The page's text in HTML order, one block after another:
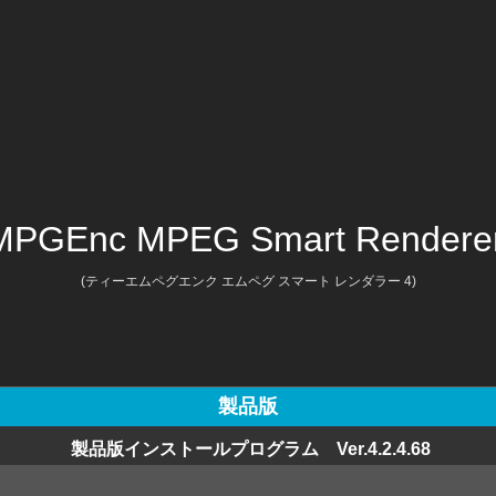
MPEG Smart
(ティーエムペグエンク エムペグ スマート レンダラー 4)
製品版
製品版インストールプログラム Ver.4.2.4.68